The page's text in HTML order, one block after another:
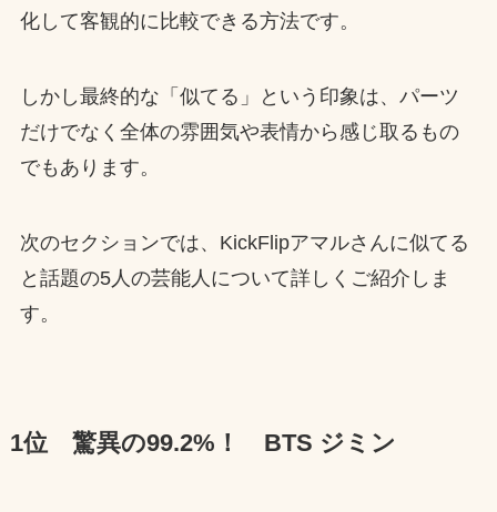
化して客観的に比較できる方法です。
しかし最終的な「似てる」という印象は、パーツ
だけでなく全体の雰囲気や表情から感じ取るもの
でもあります。
次のセクションでは、KickFlipアマルさんに似てる
と話題の5人の芸能人について詳しくご紹介しま
す。
1位 驚異の99.2%！ BTS ジミン